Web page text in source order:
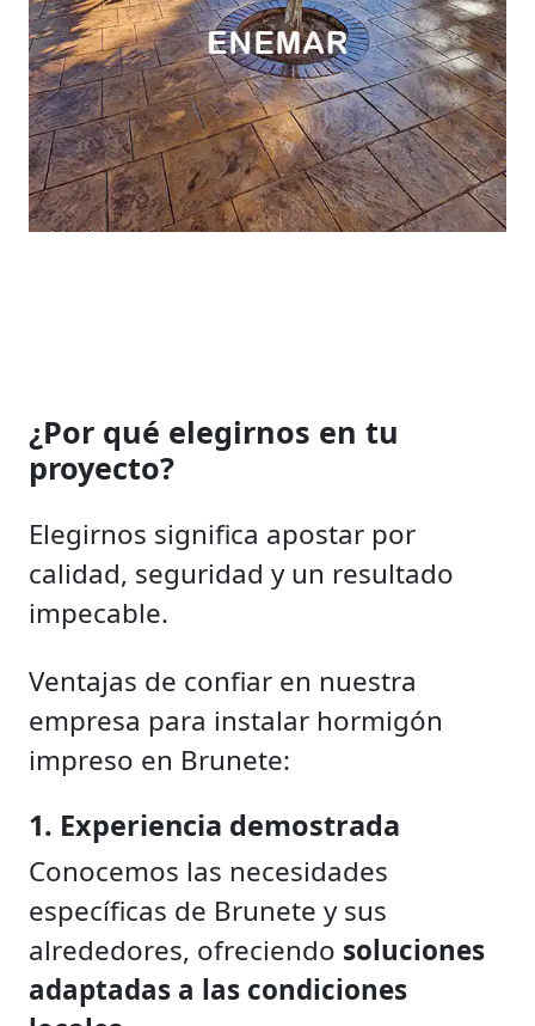
¿Por qué elegirnos en tu
proyecto?
Elegirnos significa apostar por
calidad, seguridad y un resultado
impecable.
Ventajas de confiar en nuestra
empresa para instalar hormigón
impreso en Brunete:
1. Experiencia demostrada
Conocemos las necesidades
específicas de Brunete y sus
alrededores, ofreciendo soluciones
adaptadas a las condiciones